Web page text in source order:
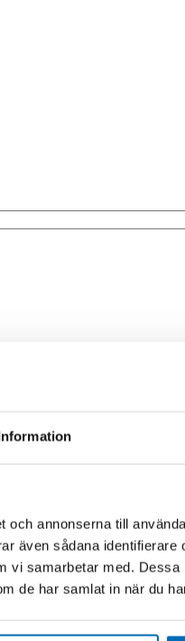
annonserna till
även sådana identifierare
vi samarbetar med.
de har samlat in när du
som du avjämnar och